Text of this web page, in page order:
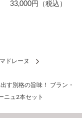
33,000円（税込）
ドレーヌ
す別格の旨味！ ブラン・
ニュ2本セット